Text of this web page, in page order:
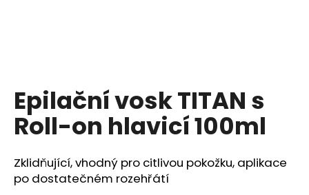
Epilační vosk TITAN s
Roll-on hlavicí 100ml
Zklidňující, vhodný pro citlivou pokožku, aplikace
po dostatečném rozehřátí
p
o
r
u
č
u
j